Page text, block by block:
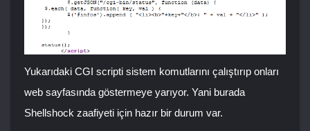
Yukarıdaki CGI scripti sistem komutlarını çalıştırıp onları
web sayfasında göstermeye yarıyor. Yani burada
Shellshock zaafiyeti için hazır bir durum var.